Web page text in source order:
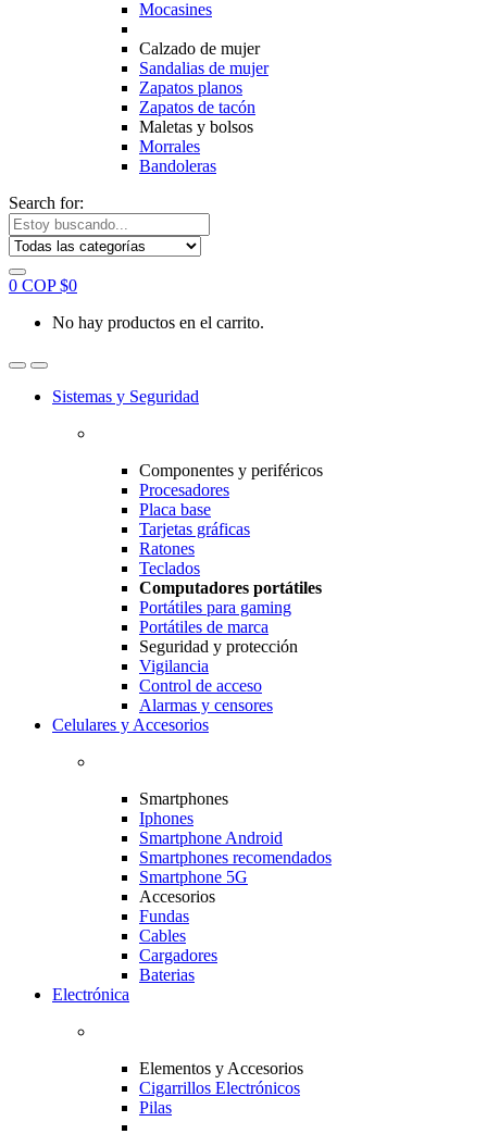
Mocasines
Calzado de mujer
Sandalias de mujer
Zapatos planos
Zapatos de tacón
Maletas y bolsos
Morrales
Bandoleras
Search for:
0 COP $0
No hay productos en el carrito.
Sistemas y Seguridad
Componentes y periféricos
Procesadores
Placa base
Tarjetas gráficas
Ratones
Teclados
Computadores portátiles
Portátiles para gaming
Portátiles de marca
Seguridad y protección
Vigilancia
Control de acceso
Alarmas y censores
Celulares y Accesorios
Smartphones
Iphones
Smartphone Android
Smartphones recomendados
Smartphone 5G
Accesorios
Fundas
Cables
Cargadores
Baterias
Electrónica
Elementos y Accesorios
Cigarrillos Electrónicos
Pilas